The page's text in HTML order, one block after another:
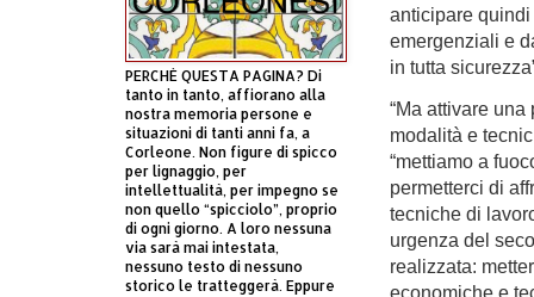
anticipare
emergenziali e
in tutta
“Ma attivare
modalità e
“mettiamo a
permetterci di
tecniche di
urgenza del
realizzata:
PERCHÈ QUESTA PAGINA? Di
tanto in tanto, affiorano alla
nostra memoria persone e
situazioni di tanti anni fa, a
Corleone. Non figure di spicco
per lignaggio, per
intellettualità, per impegno se
non quello “spicciolo”, proprio
di ogni giorno. A loro nessuna
via sarà mai intestata,
nessuno testo di nessuno
storico le tratteggerà. Eppure